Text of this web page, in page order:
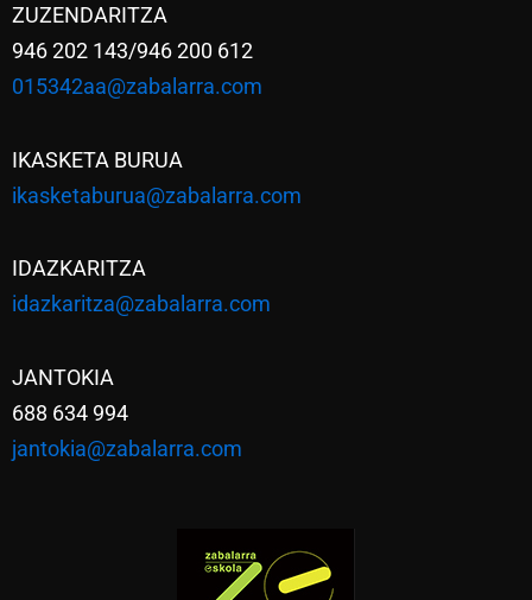
ZUZENDARITZA
946 202 143/946 200 612
015342aa@zabalarra.com
IKASKETA BURUA
ikasketaburua@zabalarra.com
IDAZKARITZA
idazkaritza@zabalarra.com
JANTOKIA
688 634 994
jantokia@zabalarra.com